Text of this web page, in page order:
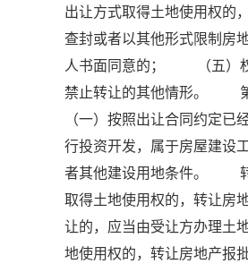
出让方式取得土地使用权
查封或者以其他形式限制
人书面同意的； （五）
禁止转让的其他情形。
（一）按照出让合同约定
行投资开发，属于房屋建设
者其他建设用地条件。
取得土地使用权的，转让房
让的，应当由受让方办理
地使用权的，转让房地产报